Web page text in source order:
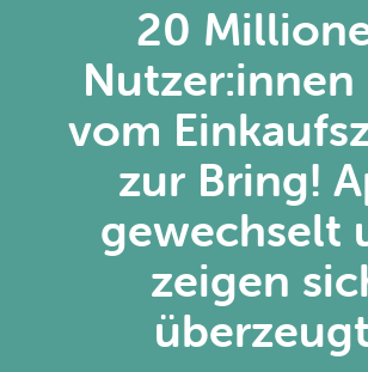
20
Nutzer:innen
vom
zur Bring!
gewechselt
zeigen